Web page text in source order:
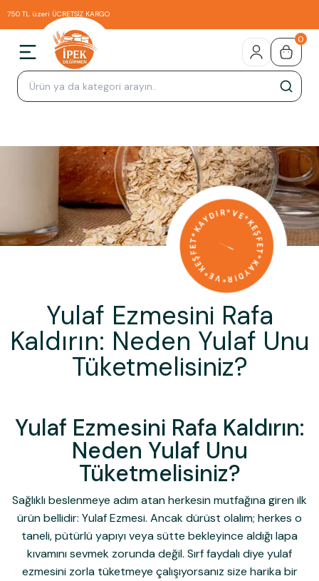
750 TL üzeri ÜCRETSİZ KARGO
0
Yulaf Ezmesini Rafa
Kaldırın: Neden Yulaf Unu
Tüketmelisiniz?
Yulaf Ezmesini Rafa Kaldırın:
Neden Yulaf Unu
Tüketmelisiniz?
Sağlıklı beslenmeye adım atan herkesin mutfağına giren ilk
ürün bellidir: Yulaf Ezmesi. Ancak dürüst olalım; herkes o
taneli, pütürlü yapıyı veya sütte bekleyince aldığı lapa
kıvamını sevmek zorunda değil. Sırf faydalı diye yulaf
ezmesini zorla tüketmeye çalışıyorsanız size harika bir